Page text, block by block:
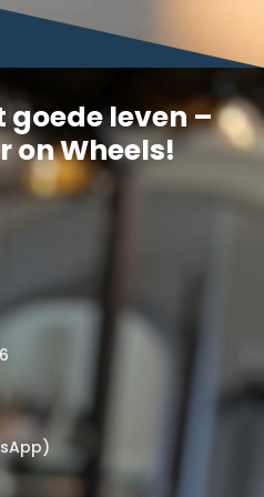
goede leven –
on Wheels!